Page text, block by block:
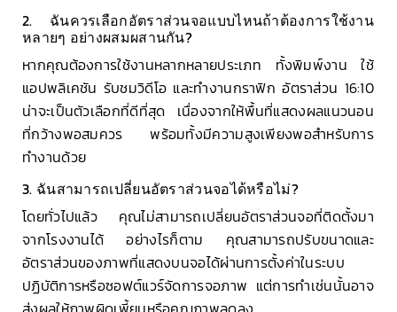
2. ฉันควรเลือกอัตราส่วนจอแบบไหนถ้าต้องการใช้งาน
หลายๆ อย่างผสมผสานกัน?
หากคุณต้องการใช้งานหลากหลายประเภท ทั้งพิมพ์งาน ใช้
แอปพลิเคชัน รับชมวิดีโอ และทำงานกราฟิก อัตราส่วน 16:10
น่าจะเป็นตัวเลือกที่ดีที่สุด เนื่องจากให้พื้นที่แสดงผลแนวนอน
ที่กว้างพอสมควร พร้อมทั้งมีความสูงเพียงพอสำหรับการ
ทำงานด้วย
3. ฉันสามารถเปลี่ยนอัตราส่วนจอได้หรือไม่?
โดยทั่วไปแล้ว คุณไม่สามารถเปลี่ยนอัตราส่วนจอที่ติดตั้งมา
จากโรงงานได้ อย่างไรก็ตาม คุณสามารถปรับขนาดและ
อัตราส่วนของภาพที่แสดงบนจอได้ผ่านการตั้งค่าในระบบ
ปฏิบัติการหรือซอฟต์แวร์จัดการจอภาพ แต่การทำเช่นนั้นอาจ